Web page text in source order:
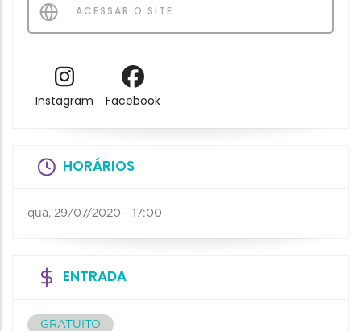
ACESSAR O SITE
Instagram Facebook
HORÁRIOS
qua, 29/07/2020 - 17:00
ENTRADA
GRATUITO